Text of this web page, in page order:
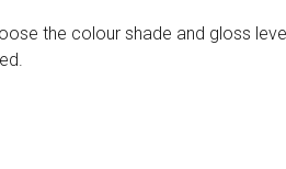
the colour shade and gloss